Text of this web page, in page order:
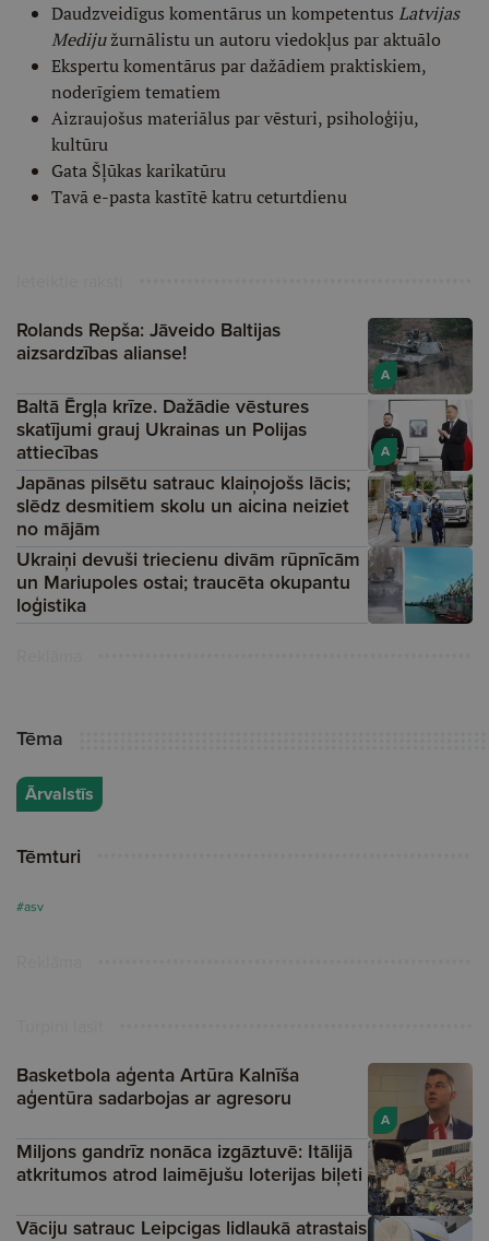
Daudzveidīgus komentārus un kompetentus Latvijas
Medijužurnālistu un autoru viedokļus par aktuālo
Ekspertu komentārus par dažādiem praktiskiem,
noderīgiem tematiem
Aizraujošus materiālus par vēsturi, psiholoģiju,
kultūru
Gata Šļūkas karikatūru
Tavā e-pasta kastītē katru ceturtdienu
A
Rolands Repša: Jāveido Baltijas
aizsardzības alianse!
A
Baltā Ērgļa krīze. Dažādie vēstures
skatījumi grauj Ukrainas un Polijas
attiecības
Japānas pilsētu satrauc klaiņojošs lācis;
slēdz desmitiem skolu un aicina neiziet
no mājām
Ukraiņi devuši triecienu divām rūpnīcām
un Mariupoles ostai; traucēta okupantu
loģistika
Tēma
Ārvalstīs
Tēmturi
#asv
A
Basketbola aģenta Artūra Kalnīša
aģentūra sadarbojas ar agresoru
Miljons gandrīz nonāca izgāztuvē: Itālijā
atkritumos atrod laimējušu loterijas biļeti
Vāciju satrauc Leipcigas lidlaukā atrastais